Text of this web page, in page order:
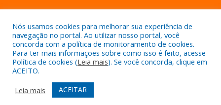
Todos os direitos reservados a Câmara Municipal de Uruará.
Mapa do Site
Acessar Área Administrativa
Acessar Webmail
Nós usamos cookies para melhorar sua experiência de
navegação no portal. Ao utilizar nosso portal, você
concorda com a política de monitoramento de cookies.
Para ter mais informações sobre como isso é feito, acesse
Política de cookies (Leia mais). Se você concorda, clique em
ACEITO.
Leia mais
ACEITAR